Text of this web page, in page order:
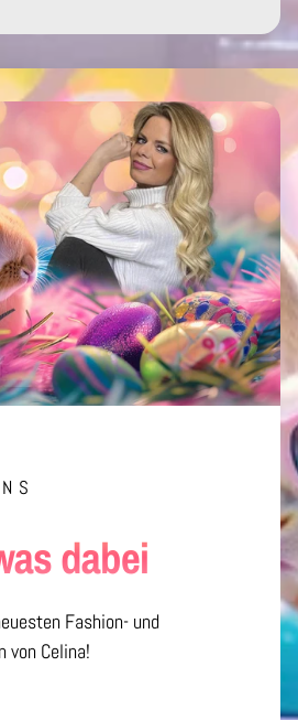
dabei
Fashion- und
von Celina!